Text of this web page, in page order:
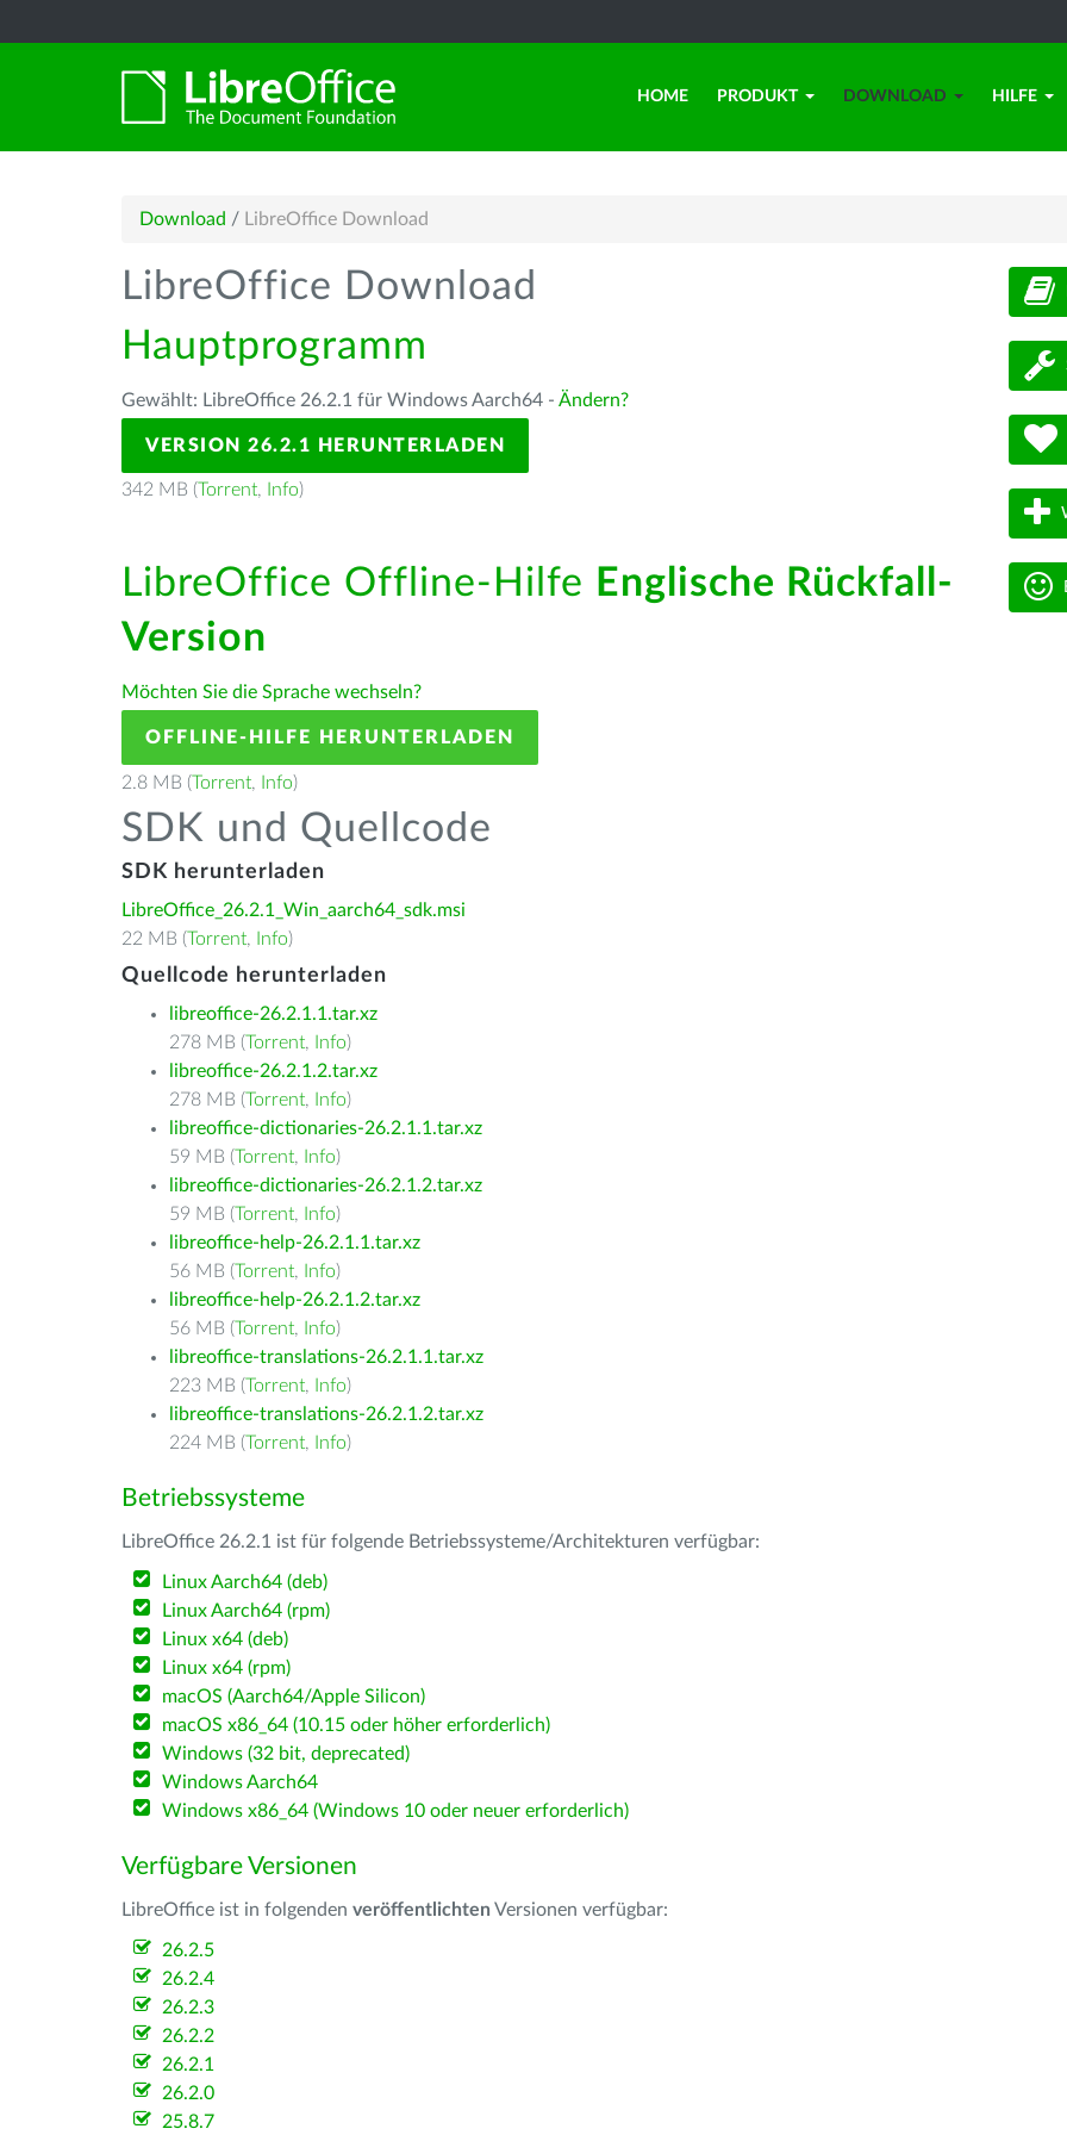
HOME PRODUKT DOWNLOAD HILFE
Download / LibreOffice Download
LibreOffice Download
Hauptprogramm
Gewählt: LibreOffice 26.2.1 für Windows Aarch64 - Ändern?
VERSION 26.2.1 HERUNTERLADEN
342 MB (Torrent, Info)
LibreOffice Offline-Hilfe Englische Rückfall-
Version
Möchten Sie die Sprache wechseln?
OFFLINE-HILFE HERUNTERLADEN
2.8 MB (Torrent, Info)
SDK und Quellcode
SDK herunterladen
LibreOffice_26.2.1_Win_aarch64_sdk.msi
22 MB (Torrent, Info)
Quellcode herunterladen
libreoffice-26.2.1.1.tar.xz
278 MB (Torrent, Info)
libreoffice-26.2.1.2.tar.xz
278 MB (Torrent, Info)
libreoffice-dictionaries-26.2.1.1.tar.xz
59 MB (Torrent, Info)
libreoffice-dictionaries-26.2.1.2.tar.xz
59 MB (Torrent, Info)
libreoffice-help-26.2.1.1.tar.xz
56 MB (Torrent, Info)
libreoffice-help-26.2.1.2.tar.xz
56 MB (Torrent, Info)
libreoffice-translations-26.2.1.1.tar.xz
223 MB (Torrent, Info)
libreoffice-translations-26.2.1.2.tar.xz
224 MB (Torrent, Info)
Betriebssysteme
LibreOffice 26.2.1 ist für folgende Betriebssysteme/Architekturen verfügbar:
Linux Aarch64 (deb)
Linux Aarch64 (rpm)
Linux x64 (deb)
Linux x64 (rpm)
macOS (Aarch64/Apple Silicon)
macOS x86_64 (10.15 oder höher erforderlich)
Windows (32 bit, deprecated)
Windows Aarch64
Windows x86_64 (Windows 10 oder neuer erforderlich)
Verfügbare Versionen
LibreOffice ist in folgenden veröffentlichten Versionen verfügbar:
26.2.5
26.2.4
26.2.3
26.2.2
26.2.1
26.2.0
25.8.7